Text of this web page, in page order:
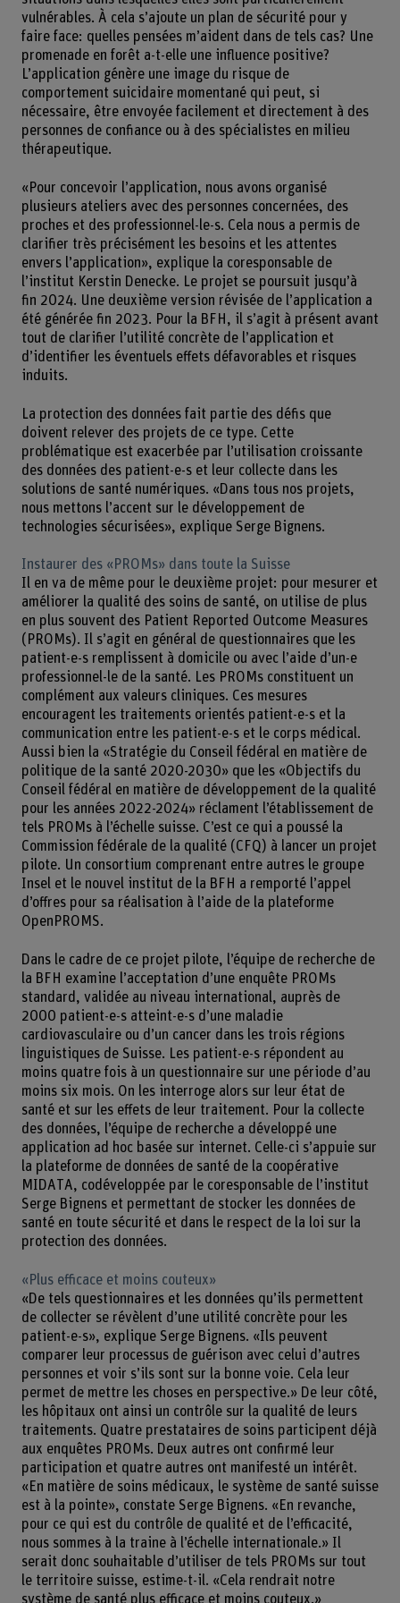
vulnérables. À cela s’ajoute un plan de sécurité pour y
faire face: quelles pensées m’aident dans de tels cas? Une
promenade en forêt a-t-elle une influence positive?
L’application génère une image du risque de
comportement suicidaire momentané qui peut, si
nécessaire, être envoyée facilement et directement à des
personnes de confiance ou à des spécialistes en milieu
thérapeutique.
«Pour concevoir l’application, nous avons organisé
plusieurs ateliers avec des personnes concernées, des
proches et des professionnel-le-s. Cela nous a permis de
clarifier très précisément les besoins et les attentes
envers l’application», explique la coresponsable de
l’institut Kerstin Denecke. Le projet se poursuit jusqu’à
fin 2024. Une deuxième version révisée de l’application a
été générée fin 2023. Pour la BFH, il s’agit à présent avant
tout de clarifier l’utilité concrète de l’application et
d’identifier les éventuels effets défavorables et risques
induits.
La protection des données fait partie des défis que
doivent relever des projets de ce type. Cette
problématique est exacerbée par l’utilisation croissante
des données des patient-e-s et leur collecte dans les
solutions de santé numériques. «Dans tous nos projets,
nous mettons l’accent sur le développement de
technologies sécurisées», explique Serge Bignens.
Instaurer des «PROMs» dans toute la Suisse
Il en va de même pour le deuxième projet: pour mesurer et
améliorer la qualité des soins de santé, on utilise de plus
en plus souvent des Patient Reported Outcome Measures
(PROMs). Il s’agit en général de questionnaires que les
patient-e-s remplissent à domicile ou avec l’aide d’un-e
professionnel-le de la santé. Les PROMs constituent un
complément aux valeurs cliniques. Ces mesures
encouragent les traitements orientés patient-e-s et la
communication entre les patient-e-s et le corps médical.
Aussi bien la «Stratégie du Conseil fédéral en matière de
politique de la santé 2020-2030» que les «Objectifs du
Conseil fédéral en matière de développement de la qualité
pour les années 2022-2024» réclament l’établissement de
tels PROMs à l’échelle suisse. C’est ce qui a poussé la
Commission fédérale de la qualité (CFQ) à lancer un projet
pilote. Un consortium comprenant entre autres le groupe
Insel et le nouvel institut de la BFH a remporté l’appel
d’offres pour sa réalisation à l’aide de la plateforme
OpenPROMS.
Dans le cadre de ce projet pilote, l’équipe de recherche de
la BFH examine l’acceptation d’une enquête PROMs
standard, validée au niveau international, auprès de
2000 patient-e-s atteint-e-s d’une maladie
cardiovasculaire ou d’un cancer dans les trois régions
linguistiques de Suisse. Les patient-e-s répondent au
moins quatre fois à un questionnaire sur une période d’au
moins six mois. On les interroge alors sur leur état de
santé et sur les effets de leur traitement. Pour la collecte
des données, l’équipe de recherche a développé une
application ad hoc basée sur internet. Celle-ci s’appuie sur
la plateforme de données de santé de la coopérative
MIDATA, codéveloppée par le coresponsable de l’institut
Serge Bignens et permettant de stocker les données de
santé en toute sécurité et dans le respect de la loi sur la
protection des données.
«Plus efficace et moins couteux»
«De tels questionnaires et les données qu’ils permettent
de collecter se révèlent d’une utilité concrète pour les
patient-e-s», explique Serge Bignens. «Ils peuvent
comparer leur processus de guérison avec celui d’autres
personnes et voir s’ils sont sur la bonne voie. Cela leur
permet de mettre les choses en perspective.» De leur côté,
les hôpitaux ont ainsi un contrôle sur la qualité de leurs
traitements. Quatre prestataires de soins participent déjà
aux enquêtes PROMs. Deux autres ont confirmé leur
participation et quatre autres ont manifesté un intérêt.
«En matière de soins médicaux, le système de santé suisse
est à la pointe», constate Serge Bignens. «En revanche,
pour ce qui est du contrôle de qualité et de l’efficacité,
nous sommes à la traine à l’échelle internationale.» Il
serait donc souhaitable d’utiliser de tels PROMs sur tout
le territoire suisse, estime-t-il. «Cela rendrait notre
système de santé plus efficace et moins couteux.»